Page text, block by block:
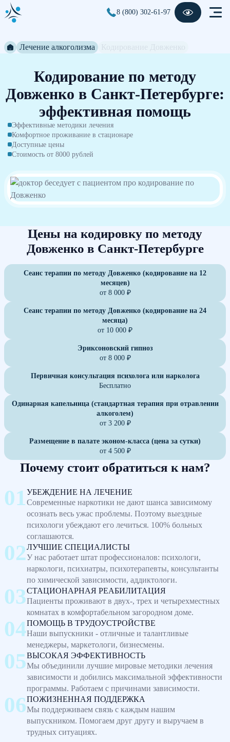
8 (800) 302-61-97
Лечение алкоголизма
Кодирование по методу
Довженко в Санкт-Петербурге:
эффективная помощь
Эффективные методики лечения
Комфортное проживание в стационаре
Доступные цены
Стоимость от 8000 рублей
Цены на кодировку по методу
Довженко в Санкт-Петербурге
Сеанс терапии по методу Довженко (кодирование на 12
месяцев)
от 8 000 ₽
Сеанс терапии по методу Довженко (кодирование на 24
месяца)
от 10 000 ₽
Эриксоновский гипноз
от 8 000 ₽
Первичная консультация психолога или нарколога
Бесплатно
Одинарная капельница (стандартная терапия при отравлении
алкоголем)
от 3 200 ₽
Размещение в палате эконом-класса (цена за сутки)
от 4 500 ₽
Почему стоит обратиться к нам?
УБЕЖДЕНИЕ НА ЛЕЧЕНИЕ
Современные наркотики не дают шанса зависимому
осознать весь ужас проблемы. Поэтому выездные
психологи убеждают его лечиться. 100% больных
соглашаются.
ЛУЧШИЕ СПЕЦИАЛИСТЫ
У нас работает штат профессионалов: психологи,
наркологи, психиатры, психотерапевты, консультанты
по химической зависимости, аддиктологи.
СТАЦИОНАРНАЯ РЕАБИЛИТАЦИЯ
Пациенты проживают в двух-, трех и четырехместных
комнатах в комфортабельном загородном доме.
ПОМОЩЬ В ТРУДОУСТРОЙСТВЕ
Наши выпускники - отличные и талантливые
менеджеры, маркетологи, бизнесмены.
ВЫСОКАЯ ЭФФЕКТИВНОСТЬ
Мы объединили лучшие мировые методики лечения
зависимости и добились максимальной эффективности
программы. Работаем с причинами зависимости.
ПОЖИЗНЕННАЯ ПОДДЕРЖКА
Мы поддерживаем связь с каждым нашим
выпускником. Помогаем друг другу и выручаем в
трудных ситуациях.